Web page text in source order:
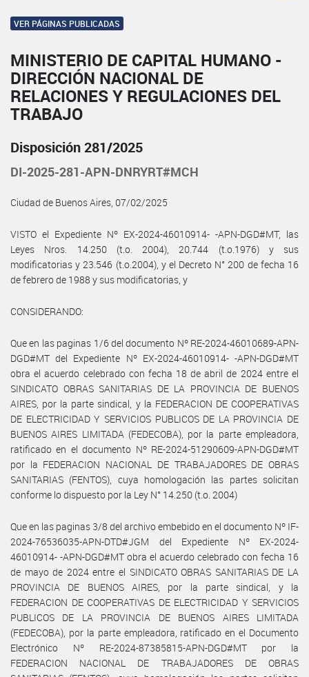
VER PÁGINAS PUBLICADAS
MINISTERIO DE CAPITAL HUMANO -
DIRECCIÓN NACIONAL DE
RELACIONES Y REGULACIONES DEL
TRABAJO
Disposición 281/2025
DI-2025-281-APN-DNRYRT#MCH
Ciudad de Buenos Aires, 07/02/2025
VISTO el Expediente Nº EX-2024-46010914- -APN-DGD#MT, las
Leyes Nros. 14.250 (t.o. 2004), 20.744 (t.o.1976) y sus
modificatorias y 23.546 (t.o.2004), y el Decreto N° 200 de fecha 16
de febrero de 1988 y sus modificatorias, y
CONSIDERANDO:
Que en las paginas 1/6 del documento Nº RE-2024-46010689-APN-
DGD#MT del Expediente Nº EX-2024-46010914- -APN-DGD#MT
obra el acuerdo celebrado con fecha 18 de abril de 2024 entre el
SINDICATO OBRAS SANITARIAS DE LA PROVINCIA DE BUENOS
AIRES, por la parte sindical, y la FEDERACION DE COOPERATIVAS
DE ELECTRICIDAD Y SERVICIOS PUBLICOS DE LA PROVINCIA DE
BUENOS AIRES LIMITADA (FEDECOBA), por la parte empleadora,
ratificado en el documento Nº RE-2024-51290609-APN-DGD#MT
por la FEDERACION NACIONAL DE TRABAJADORES DE OBRAS
SANITARIAS (FENTOS), cuya homologación las partes solicitan
conforme lo dispuesto por la Ley N° 14.250 (t.o. 2004)
Que en las paginas 3/8 del archivo embebido en el documento Nº IF-
2024-76536035-APN-DTD#JGM del Expediente Nº EX-2024-
46010914- -APN-DGD#MT obra el acuerdo celebrado con fecha 16
de mayo de 2024 entre el SINDICATO OBRAS SANITARIAS DE LA
PROVINCIA DE BUENOS AIRES, por la parte sindical, y la
FEDERACION DE COOPERATIVAS DE ELECTRICIDAD Y SERVICIOS
PUBLICOS DE LA PROVINCIA DE BUENOS AIRES LIMITADA
(FEDECOBA), por la parte empleadora, ratificado en el Documento
Electrónico Nº RE-2024-87385815-APN-DGD#MT por la
FEDERACION NACIONAL DE TRABAJADORES DE OBRAS